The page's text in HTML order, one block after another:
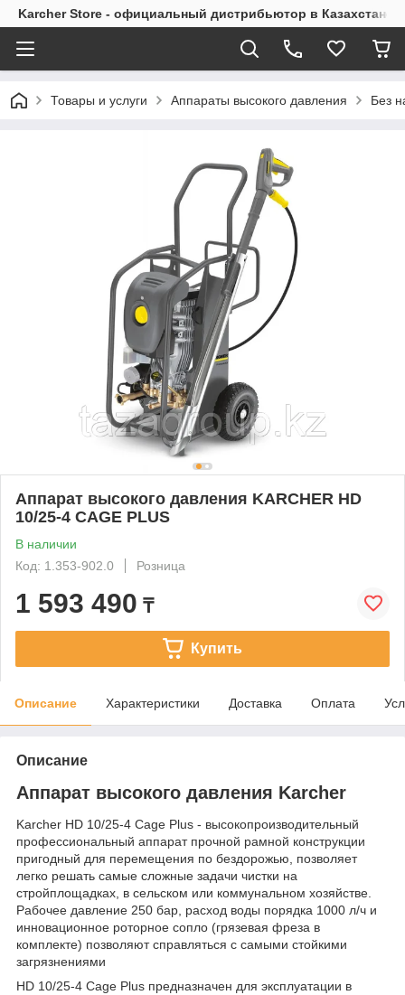
Karcher Store - официальный дистрибьютор в Казахстане
Товары и услуги Аппараты высокого давления Без
Аппарат высокого давления KARCHER HD
10/25-4 CAGE PLUS
В наличии
Код: 1.353-902.0
Розница
1 593 490 ₸
Купить
Описание Характеристики Доставка Оплата
Описание
Аппарат высокого давления Karcher
Karcher HD 10/25-4 Cage Plus - высокопроизводительный
профессиональный аппарат прочной рамной конструкции
пригодный для перемещения по бездорожью, позволяет
легко решать самые сложные задачи чистки на
стройплощадках, в сельском или коммунальном хозяйстве.
Рабочее давление 250 бар, расход воды порядка 1000 л/ч и
инновационное роторное сопло (грязевая фреза в
комплекте) позволяют справляться с самыми стойкими
загрязнениями
HD 10/25-4 Cage Plus предназначен для эксплуатации в